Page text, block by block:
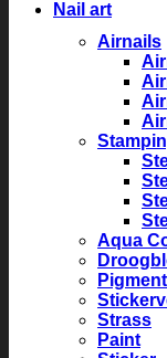
Nail art
Airnails
Aqua
Strass
Paint